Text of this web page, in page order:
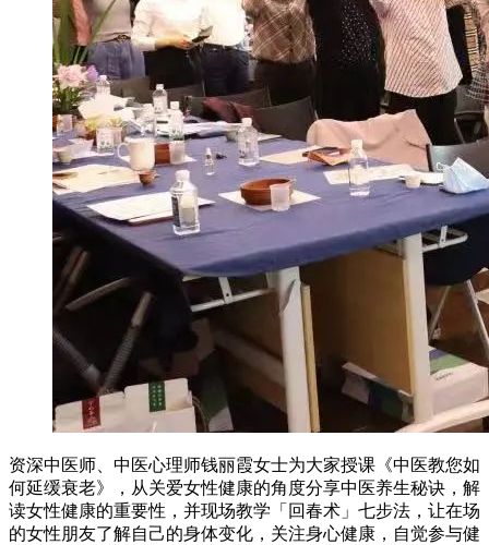
资深中医师、中医心理师钱丽霞女士为大家授课《中医教您如
何延缓衰老》，从关爱女性健康的角度分享中医养生秘诀，解
读女性健康的重要性，并现场教学「回春术」七步法，让在场
的女性朋友了解自己的身体变化，关注身心健康，自觉参与健